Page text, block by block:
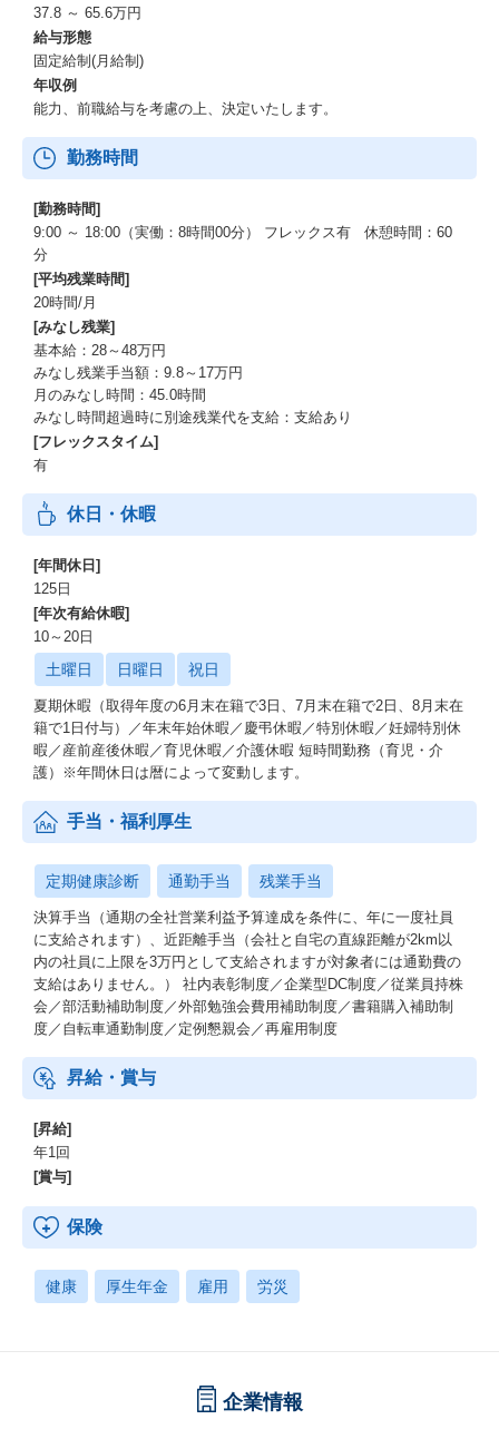
37.8 ～ 65.6万円
給与形態
固定給制(月給制)
年収例
能力、前職給与を考慮の上、決定いたします。
勤務時間
[勤務時間]
9:00 ～ 18:00（実働：8時間00分） フレックス有 休憩時間：60
分
[平均残業時間]
20時間/月
[みなし残業]
基本給：28～48万円
みなし残業手当額：9.8～17万円
月のみなし時間：45.0時間
みなし時間超過時に別途残業代を支給：支給あり
[フレックスタイム]
有
休日・休暇
[年間休日]
125日
[年次有給休暇]
10～20日
土曜日 日曜日 祝日
夏期休暇（取得年度の6月末在籍で3日、7月末在籍で2日、8月末在
籍で1日付与）／年末年始休暇／慶弔休暇／特別休暇／妊婦特別休
暇／産前産後休暇／育児休暇／介護休暇 短時間勤務（育児・介
護）※年間休日は暦によって変動します。
手当・福利厚生
定期健康診断 通勤手当 残業手当
決算手当（通期の全社営業利益予算達成を条件に、年に一度社員
に支給されます）、近距離手当（会社と自宅の直線距離が2km以
内の社員に上限を3万円として支給されますが対象者には通勤費の
支給はありません。） 社内表彰制度／企業型DC制度／従業員持株
会／部活動補助制度／外部勉強会費用補助制度／書籍購入補助制
度／自転車通勤制度／定例懇親会／再雇用制度
昇給・賞与
[昇給]
年1回
[賞与]
保険
健康 厚生年金 雇用 労災
企業情報